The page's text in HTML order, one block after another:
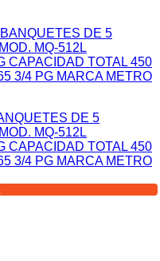
DE 5
MQ-512L
CAPACIDAD TOTAL 450
3/4 PG MARCA METRO